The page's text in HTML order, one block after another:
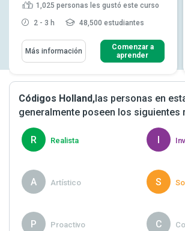
1,025 personas les gustó este curso
2 - 3 h 48,500 estudiantes
Más información
Comenzar a
aprender
Códigos Holland, las personas en
generalmente poseen los siguientes
R Realista
A Artístico S
P Proactivo C